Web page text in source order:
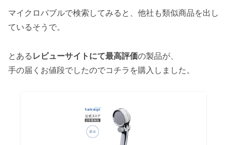
マイクロバブルで検索してみると、他社も類似商品を出し
ているそうで。
とある レビューサイトにて最高評価の製品が、
手の届くお値段でしたのでコチラを購入しました。